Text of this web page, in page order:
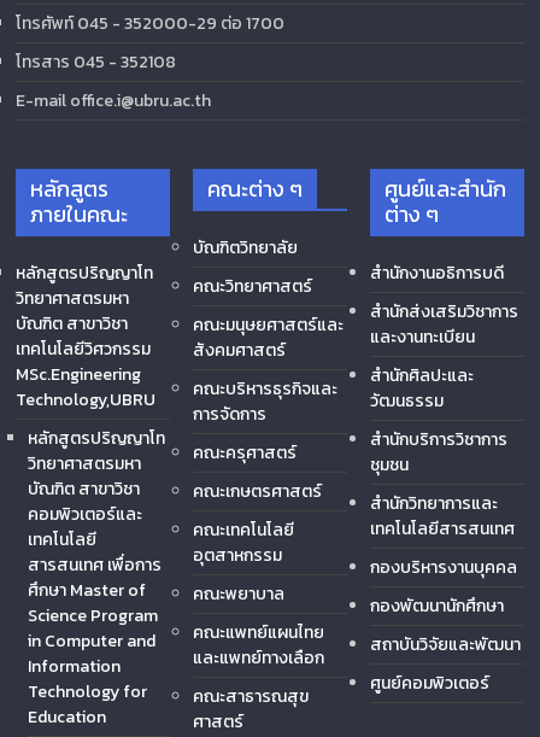
โทรศัพท์ 045 - 352000-29 ต่อ 1700
โทรสาร 045 - 352108
E-mail office.i@ubru.ac.th
หลักสูตร
ภายในคณะ
หลักสูตรปริญญาโท
วิทยาศาสตรมหา
บัณฑิต สาขาวิชา
เทคโนโลยีวิศวกรรม
MSc.Engineering
Technology,UBRU
หลักสูตรปริญญาโท
วิทยาศาสตรมหา
บัณฑิต สาขาวิชา
คอมพิวเตอร์และ
เทคโนโลยี
สารสนเทศ เพื่อการ
ศึกษา Master of
Science Program
in Computer and
Information
Technology for
Education
คณะต่าง ๆ
บัณฑิตวิทยาลัย
คณะวิทยาศาสตร์
คณะมนุษยศาสตร์และ
สังคมศาสตร์
คณะบริหารธุรกิจและ
การจัดการ
คณะครุศาสตร์
คณะเกษตรศาสตร์
คณะเทคโนโลยี
อุตสาหกรรม
คณะพยาบาล
คณะแพทย์แผนไทย
และแพทย์ทางเลือก
คณะสาธารณสุข
ศาสตร์
ศูนย์และสำนัก
ต่าง ๆ
สำนักงานอธิการบดี
สำนักส่งเสริมวิชาการ
และงานทะเบียน
สำนักศิลปะและ
วัฒนธรรม
สำนักบริการวิชาการ
ชุมชน
สำนักวิทยาการและ
เทคโนโลยีสารสนเทศ
กองบริหารงานบุคคล
กองพัฒนานักศึกษา
สถาบันวิจัยและพัฒนา
ศูนย์คอมพิวเตอร์